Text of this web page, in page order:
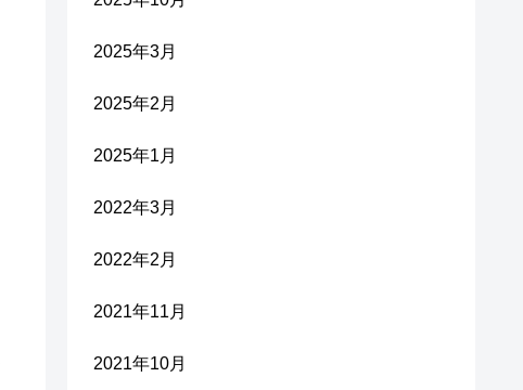
2025年3月
2025年2月
2025年1月
2022年3月
2022年2月
2021年11月
2021年10月